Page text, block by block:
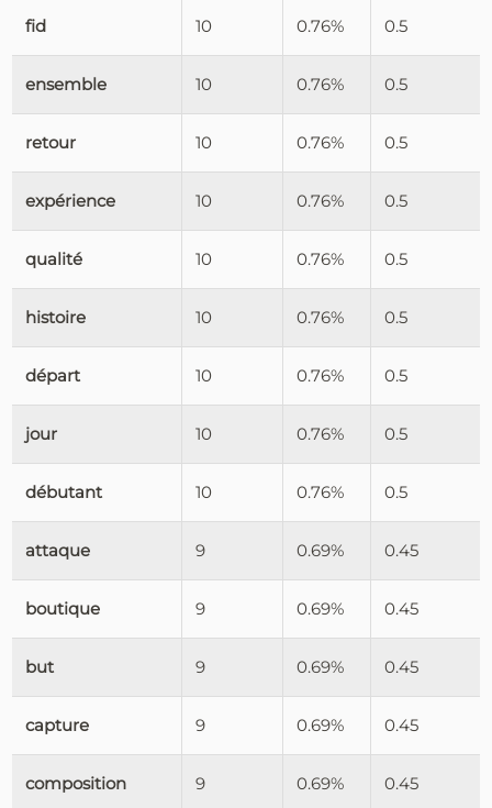
fid 10 0.76% 0.5
ensemble 10 0.76% 0.5
retour 10 0.76% 0.5
expérience 10 0.76% 0.5
qualité 10 0.76% 0.5
histoire 10 0.76% 0.5
départ 10 0.76% 0.5
jour 10 0.76% 0.5
débutant 10 0.76% 0.5
attaque 9 0.69% 0.45
boutique 9 0.69% 0.45
but 9 0.69% 0.45
capture 9 0.69% 0.45
composition 9 0.69% 0.45